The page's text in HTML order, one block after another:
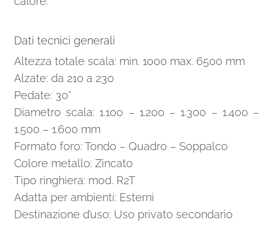
Dati tecnici generali
Altezza totale scala: min. 1000 max. 6500 mm
Alzate: da 210 a 230
Pedate: 30°
Diametro scala: 1.100 – 1.200 – 1.300 – 1.400 –
1.500 – 1.600 mm
Formato foro: Tondo – Quadro – Soppalco
Colore metallo: Zincato
Tipo ringhiera: mod. R2T
Adatta per ambienti: Esterni
Destinazione d’uso: Uso privato secondario